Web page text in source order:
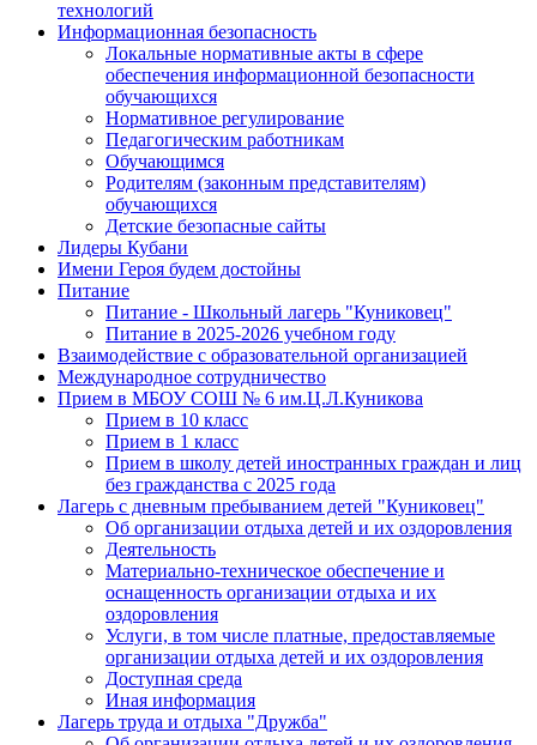
технологий
Информационная безопасность
Локальные нормативные акты в сфере
обеспечения информационной безопасности
обучающихся
Нормативное регулирование
Педагогическим работникам
Обучающимся
Родителям (законным представителям)
обучающихся
Детские безопасные сайты
Лидеры Кубани
Имени Героя будем достойны
Питание
Питание - Школьный лагерь "Куниковец"
Питание в 2025-2026 учебном году
Взаимодействие с образовательной организацией
Международное сотрудничество
Прием в МБОУ СОШ № 6 им.Ц.Л.Куникова
Прием в 10 класс
Прием в 1 класс
Прием в школу детей иностранных граждан и лиц
без гражданства с 2025 года
Лагерь с дневным пребыванием детей "Куниковец"
Об организации отдыха детей и их оздоровления
Деятельность
Материально-техническое обеспечение и
оснащенность организации отдыха и их
оздоровления
Услуги, в том числе платные, предоставляемые
организации отдыха детей и их оздоровления
Доступная среда
Иная информация
Лагерь труда и отдыха "Дружба"